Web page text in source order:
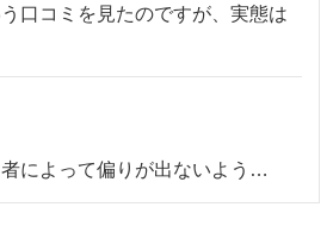
口コミを見たのですが、実態は
によって偏りが出ないよう…